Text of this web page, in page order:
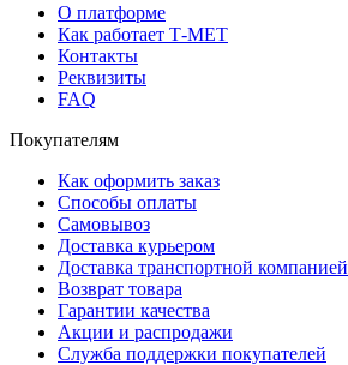
О платформе
Как работает Т-МЕТ
Контакты
Реквизиты
FAQ
Покупателям
Как оформить заказ
Способы оплаты
Самовывоз
Доставка курьером
Доставка транспортной компанией
Возврат товара
Гарантии качества
Акции и распродажи
Служба поддержки покупателей